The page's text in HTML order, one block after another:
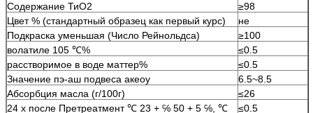
Содержание ТиО2
≥98
Цвет % (стандартный образец как первый курс)
не
Подкраска уменьшая (Число Рейнольдса)
≥100
волатиле 105 ℃%
≤0.5
расстворимое в воде маттер%
≤0.5
Значение пэ-аш подвеса акеоу
6.5~8.5
Абсорбция масла (г/100г)
≤26
24 х после Претреатмент ℃ 23 + ℅ 50 + 5 ℅, ℃
≤0.5